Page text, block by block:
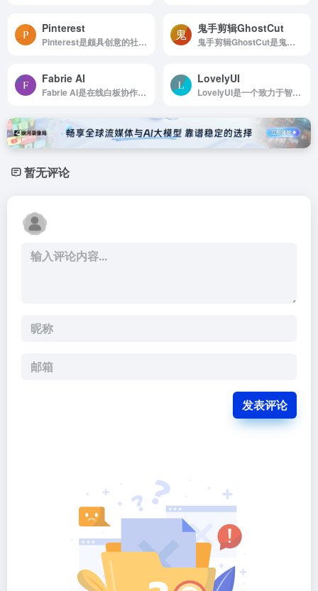
Pinterest
Pinterest是颇具创意的社交媒体和图片分享平台
鬼手剪辑GhostCut
鬼手剪辑GhostCut是鬼手剪辑GhostCut是一款免费的智能视频和图片去字幕工具。
Fabrie AI
Fabrie AI是在线白板协作平台Fabrie推出的AI设计助手，支持多种渲染模式
LovelyUI
LovelyUI是一个致力于智能手机界面设计作品展示的博客网站
暂无评论
发表评论